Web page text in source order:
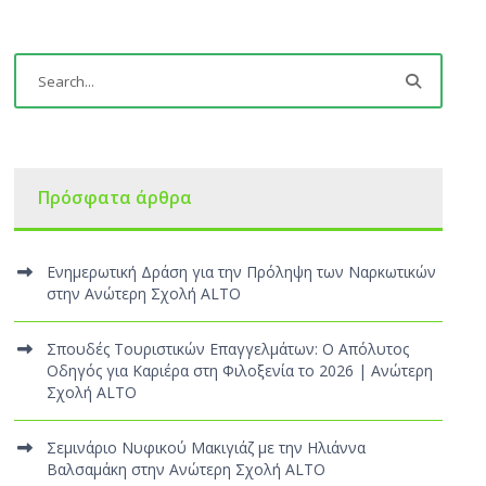
Πρόσφατα άρθρα
Ενημερωτική Δράση για την Πρόληψη των Ναρκωτικών
στην Ανώτερη Σχολή ALTO
Σπουδές Τουριστικών Επαγγελμάτων: Ο Απόλυτος
Οδηγός για Καριέρα στη Φιλοξενία το 2026 | Ανώτερη
Σχολή ALTO
Σεμινάριο Νυφικού Μακιγιάζ με την Ηλιάννα
Βαλσαμάκη στην Ανώτερη Σχολή ALTO